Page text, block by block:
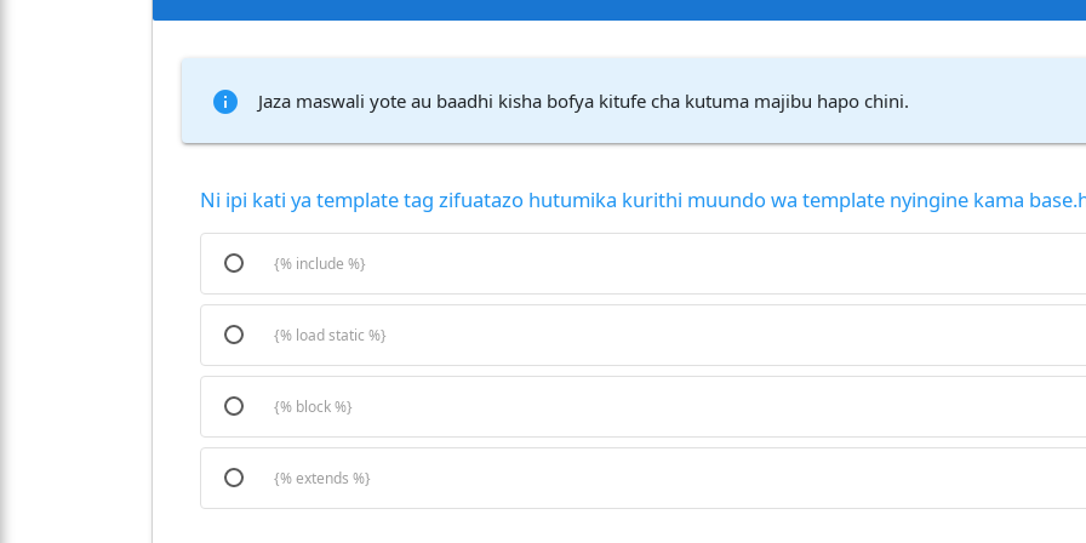
info Jaza maswali yote au baadhi kisha bofya kitufe cha kutuma majibu hapo chini.
Ni ipi kati ya template tag zifuatazo hutumika kurithi muundo wa template nyingine kama
{% include %}
{% load static %}
{% block %}
{% extends %}